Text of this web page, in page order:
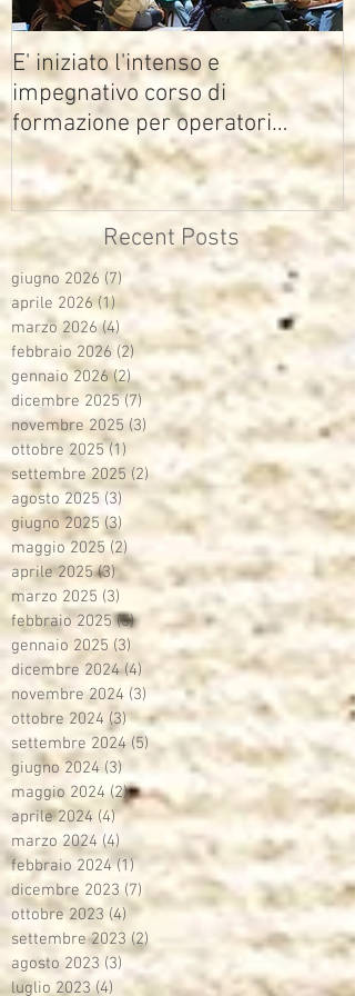
E' iniziato l'intenso e
impegnativo corso di
formazione per operatori
multimediali Avisco
Recent Posts
giugno 2026 (7)
aprile 2026 (1)1 post
marzo 2026 (4) 4 post
febbraio 2026 (2) 2 post
gennaio 2026 (2)2 post
dicembre 2025 (7)7 post
novembre 2025 (3) 3 post
ottobre 2025 (1) 1 post
settembre 2025 (2)2 post
agosto 2025 (3) 3 post
giugno 2025 (3)
maggio 2025 (2)
aprile 2025 (3) 3 post
marzo 2025 (3) 3 post
febbraio 2025 (5)5 post
gennaio 2025 (3) 3 post
dicembre 2024 (4) 4 post
novembre 2024 (3)3 post
ottobre 2024 (3)3 post
settembre 2024 (5)5 post
giugno 2024 (3)3 post
maggio 2024 (2)2 post
aprile 2024 (4)4 post
marzo 2024 (4)4 post
febbraio 2024 (1)1 post
dicembre 2023 (7) 7 post
ottobre 2023 (4) 4 post
settembre 2023 (2)
agosto 2023 (3) 3 post
luglio 2023 (4) 4 post